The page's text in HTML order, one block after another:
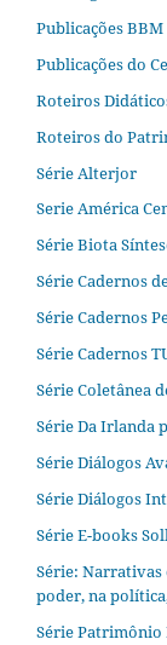
Publicações BBM
Publicações do
Roteiros
Roteiros do
Série Alterjor
Serie América
Série Biota
Série Cadernos
Série Cadernos
Série Cadernos
Série Coletânea
Série Da Irlanda
Série Diálogos
Série Diálogos
Série E-books
Série: Narrativas
poder, na
Série